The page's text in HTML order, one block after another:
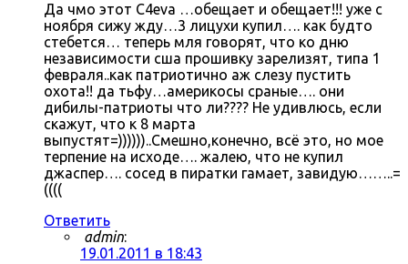
Да чмо этот C4eva …обещает и обещает!!! уже с
ноября сижу жду…3 лицухи купил…. как будто
стебется… теперь мля говорят, что ко дню
независимости сша прошивку зарелизят, типа 1
февраля..как патриотично аж слезу пустить
охота!! да тьфу…америкосы сраные…. они
дибилы-патриоты что ли???? Не удивлюсь, если
скажут, что к 8 марта
выпустят=))))))..Смешно,конечно, всё это, но мое
терпение на исходе…. жалею, что не купил
джаспер…. сосед в пиратки гамает, завидую……..=
((((
Ответить
admin:
19.01.2011 в 18:43